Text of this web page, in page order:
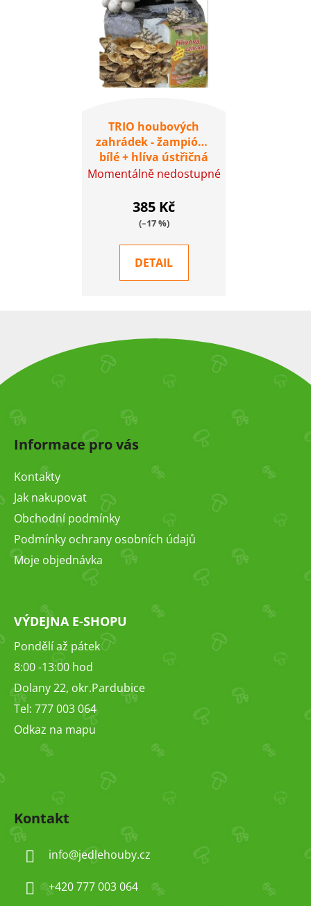
TRIO houbových
zahrádek - žampióny
bílé + hlíva ústřičná
15l + shiitaké
Momentálně nedostupné
385 Kč
(–17 %)
DETAIL
í
Informace pro vás
Kontakty
Jak nakupovat
Obchodní podmínky
Podmínky ochrany osobních údajů
Moje objednávka
VÝDEJNA E-SHOPU
Pondělí až pátek
8:00 -13:00 hod
Dolany 22, okr.Pardubice
Tel: 777 003 064
Odkaz na mapu
Kontakt
info@jedlehouby.cz
+420 777 003 064